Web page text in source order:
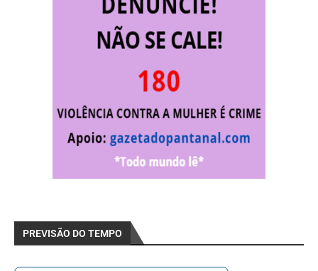
PREVISÃO DO TEMPO